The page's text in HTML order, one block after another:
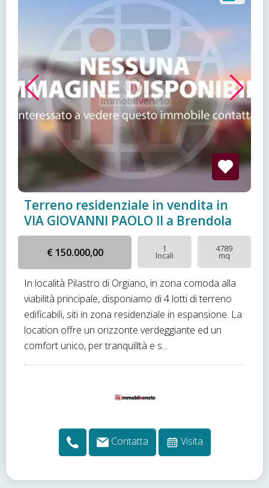
Terreno residenziale in vendita in
VIA GIOVANNI PAOLO II a Brendola
€ 150.000,00 1
locali
4789
mq
In località Pilastro di Orgiano, in zona comoda alla
viabilità principale, disponiamo di 4 lotti di terreno
edificabili, siti in zona residenziale in espansione. La
location offre un orizzonte verdeggiante ed un
comfort unico, per tranquilltà e s...
Contatta Visita